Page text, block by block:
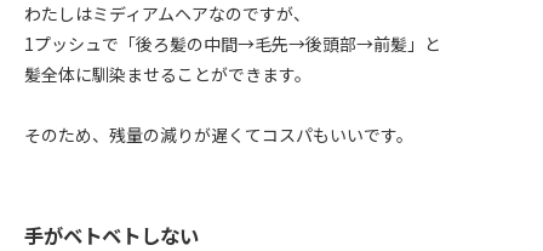
わたしはミディアムヘアなのですが、
1プッシュで「後ろ髪の中間→毛先→後頭部→前髪」と
髪全体に馴染ませることができます。
そのため、残量の減りが遅くてコスパもいいです。
手がベトベトしない